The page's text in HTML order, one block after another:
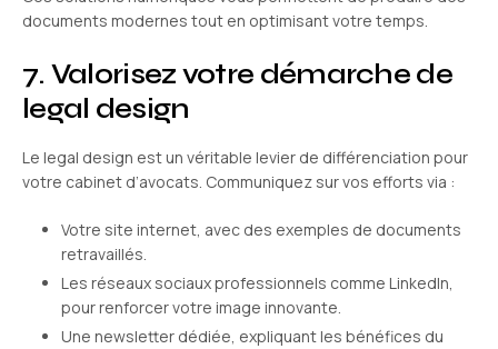
documents modernes tout en optimisant votre temps.
7. Valorisez votre démarche de
legal design
Le legal design est un véritable levier de différenciation pour
votre cabinet d’avocats. Communiquez sur vos efforts via :
Votre site internet, avec des exemples de documents
retravaillés.
Les réseaux sociaux professionnels comme LinkedIn,
pour renforcer votre image innovante.
Une newsletter dédiée, expliquant les bénéfices du